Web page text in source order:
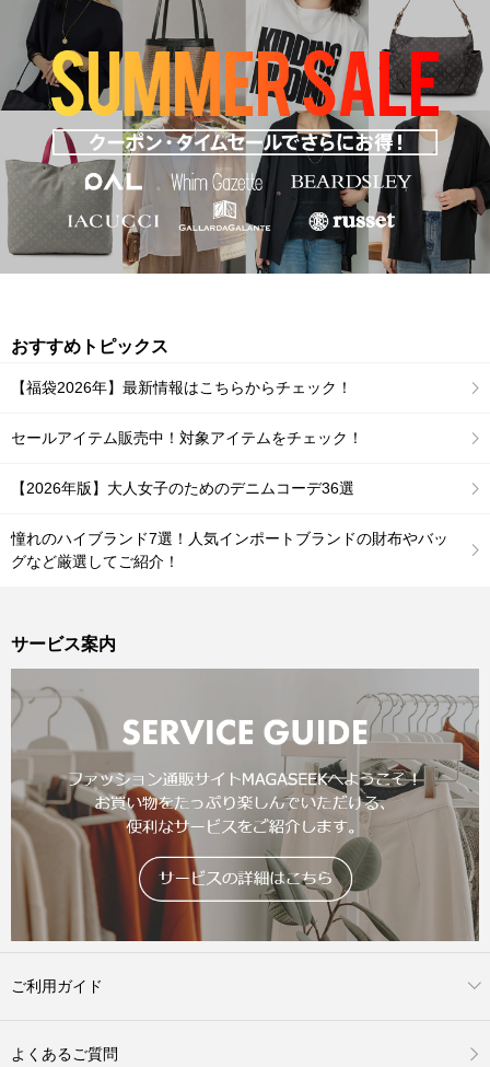
おすすめトピックス
【福袋2026年】最新情報はこちらからチェック！
セールアイテム販売中！対象アイテムをチェック！
【2026年版】大人女子のためのデニムコーデ36選
憧れのハイブランド7選！人気インポートブランドの財布やバッ
グなど厳選してご紹介！
サービス案内
ご利用ガイド
よくあるご質問